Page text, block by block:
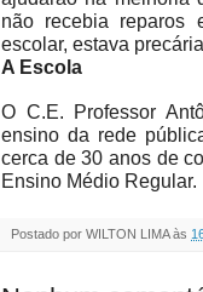
não recebia reparos
escolar, estava
A Escola
O C.E. Professor
ensino da rede
cerca de 30 anos de
Ensino Médio Regular.
Postado por WILTON LIMA às